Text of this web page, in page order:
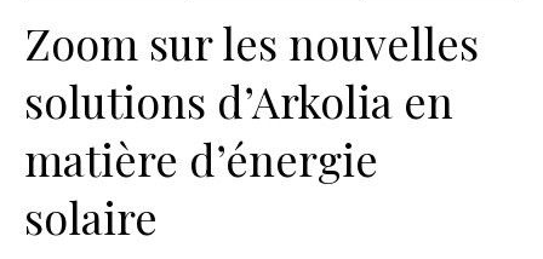
Zoom sur les nouvelles
solutions d’Arkolia en
matière d’énergie
solaire